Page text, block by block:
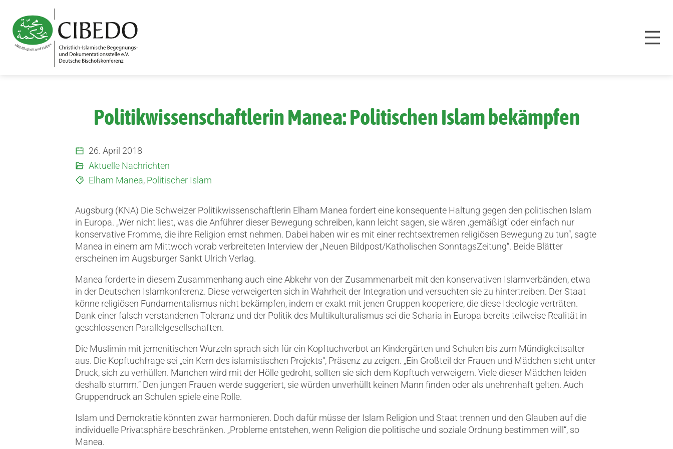
Politikwissenschaftlerin Manea: Politischen Islam bekämpfen
26. April 2018
Aktuelle Nachrichten
Elham Manea, Politischer Islam
Augsburg (KNA) Die Schweizer Politikwissenschaftlerin Elham Manea fordert eine konsequente Haltung gegen den politischen Islam
in Europa. „Wer nicht liest, was die Anführer dieser Bewegung schreiben, kann leicht sagen, sie wären ‚gemäßigt‘ oder einfach nur
konservative Fromme, die ihre Religion ernst nehmen. Dabei haben wir es mit einer rechtsextremen religiösen Bewegung zu tun“, sagte
Manea in einem am Mittwoch vorab verbreiteten Interview der „Neuen Bildpost/Katholischen SonntagsZeitung“. Beide Blätter
erscheinen im Augsburger Sankt Ulrich Verlag.
Manea forderte in diesem Zusammenhang auch eine Abkehr von der Zusammenarbeit mit den konservativen Islamverbänden, etwa
in der Deutschen Islamkonferenz. Diese verweigerten sich in Wahrheit der Integration und versuchten sie zu hintertreiben. Der Staat
könne religiösen Fundamentalismus nicht bekämpfen, indem er exakt mit jenen Gruppen kooperiere, die diese Ideologie verträten.
Dank einer falsch verstandenen Toleranz und der Politik des Multikulturalismus sei die Scharia in Europa bereits teilweise Realität in
geschlossenen Parallelgesellschaften.
Die Muslimin mit jemenitischen Wurzeln sprach sich für ein Kopftuchverbot an Kindergärten und Schulen bis zum Mündigkeitsalter
aus. Die Kopftuchfrage sei „ein Kern des islamistischen Projekts“, Präsenz zu zeigen. „Ein Großteil der Frauen und Mädchen steht unter
Druck, sich zu verhüllen. Manchen wird mit der Hölle gedroht, sollten sie sich dem Kopftuch verweigern. Viele dieser Mädchen leiden
deshalb stumm.“ Den jungen Frauen werde suggeriert, sie würden unverhüllt keinen Mann finden oder als unehrenhaft gelten. Auch
Gruppendruck an Schulen spiele eine Rolle.
Islam und Demokratie könnten zwar harmonieren. Doch dafür müsse der Islam Religion und Staat trennen und den Glauben auf die
individuelle Privatsphäre beschränken. „Probleme entstehen, wenn Religion die politische und soziale Ordnung bestimmen will“, so
Manea.